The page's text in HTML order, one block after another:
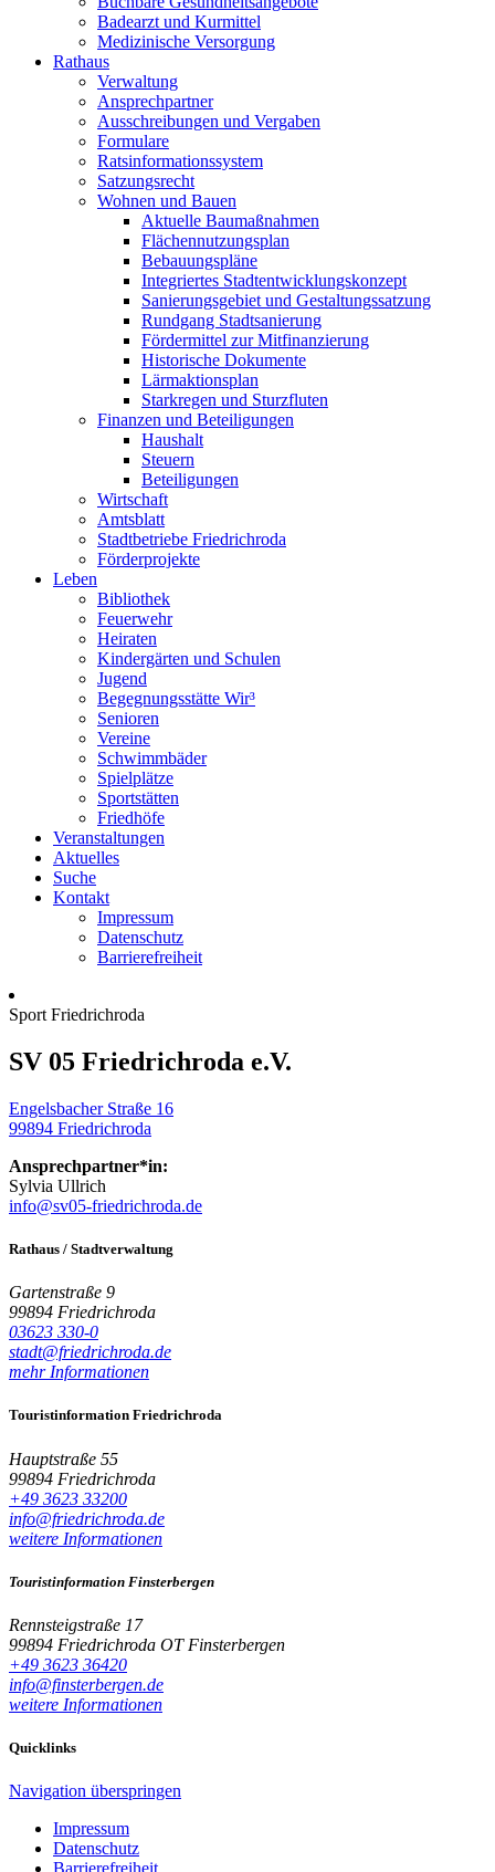
Badearzt und Kurmittel
Medizinische Versorgung
Rathaus
Verwaltung
Ansprechpartner
Ausschreibungen und Vergaben
Formulare
Ratsinformationssystem
Satzungsrecht
Wohnen und Bauen
Aktuelle Baumaßnahmen
Flächennutzungsplan
Bebauungspläne
Integriertes Stadtentwicklungskonzept
Sanierungsgebiet und Gestaltungssatzung
Rundgang Stadtsanierung
Fördermittel zur Mitfinanzierung
Historische Dokumente
Lärmaktionsplan
Starkregen und Sturzfluten
Finanzen und Beteiligungen
Haushalt
Steuern
Beteiligungen
Wirtschaft
Amtsblatt
Stadtbetriebe Friedrichroda
Förderprojekte
Leben
Bibliothek
Feuerwehr
Heiraten
Kindergärten und Schulen
Jugend
Begegnungsstätte Wir³
Senioren
Vereine
Schwimmbäder
Spielplätze
Sportstätten
Friedhöfe
Veranstaltungen
Aktuelles
Suche
Kontakt
Impressum
Datenschutz
Barrierefreiheit
Sport Friedrichroda
SV 05 Friedrichroda e.V.
Engelsbacher Straße 16
99894 Friedrichroda
Ansprechpartner*in:
Sylvia Ullrich
info@sv05-friedrichroda.de
Rathaus / Stadtverwaltung
Gartenstraße 9
99894 Friedrichroda
03623 330-0
stadt@friedrichroda.de
mehr Informationen
Touristinformation Friedrichroda
Hauptstraße 55
99894 Friedrichroda
+49 3623 33200
info@friedrichroda.de
weitere Informationen
Touristinformation Finsterbergen
Rennsteigstraße 17
99894 Friedrichroda OT Finsterbergen
+49 3623 36420
info@finsterbergen.de
weitere Informationen
Quicklinks
Navigation überspringen
Impressum
Datenschutz